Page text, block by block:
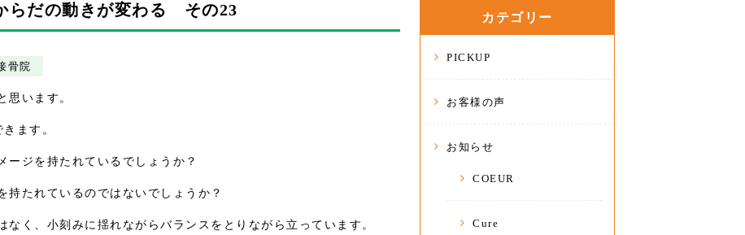
らだの動きが変わる その23
骨院
思います。
ます。
ージを持たれているでしょうか？
持たれているのではないでしょうか？
く、小刻みに揺れながらバランスをとりながら立っています。
カテゴリー
PICKUP
お客様の声
お知らせ
COEUR
Cure